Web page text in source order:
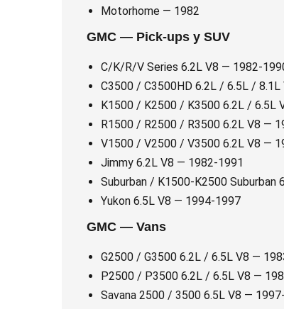
Motorhome — 1982
GMC — Pick-ups y SUV
C/K/R/V Series 6.2L V8 — 1982-
C3500 / C3500HD 6.2L / 6.5L /
K1500 / K2500 / K3500 6.2L / 6.5L
R1500 / R2500 / R3500 6.2L V8 —
V1500 / V2500 / V3500 6.2L V8 —
Jimmy 6.2L V8 — 1982-1991
Suburban / K1500-K2500
Yukon 6.5L V8 — 1994-1997
GMC — Vans
G2500 / G3500 6.2L / 6.5L V8 —
P2500 / P3500 6.2L / 6.5L V8 —
Savana 2500 / 3500 6.5L V8 —